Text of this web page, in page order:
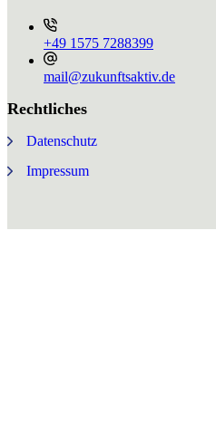
+49 ⁨1575 7288399⁩
mail@zukunftsaktiv.de
Rechtliches
Datenschutz
Impressum